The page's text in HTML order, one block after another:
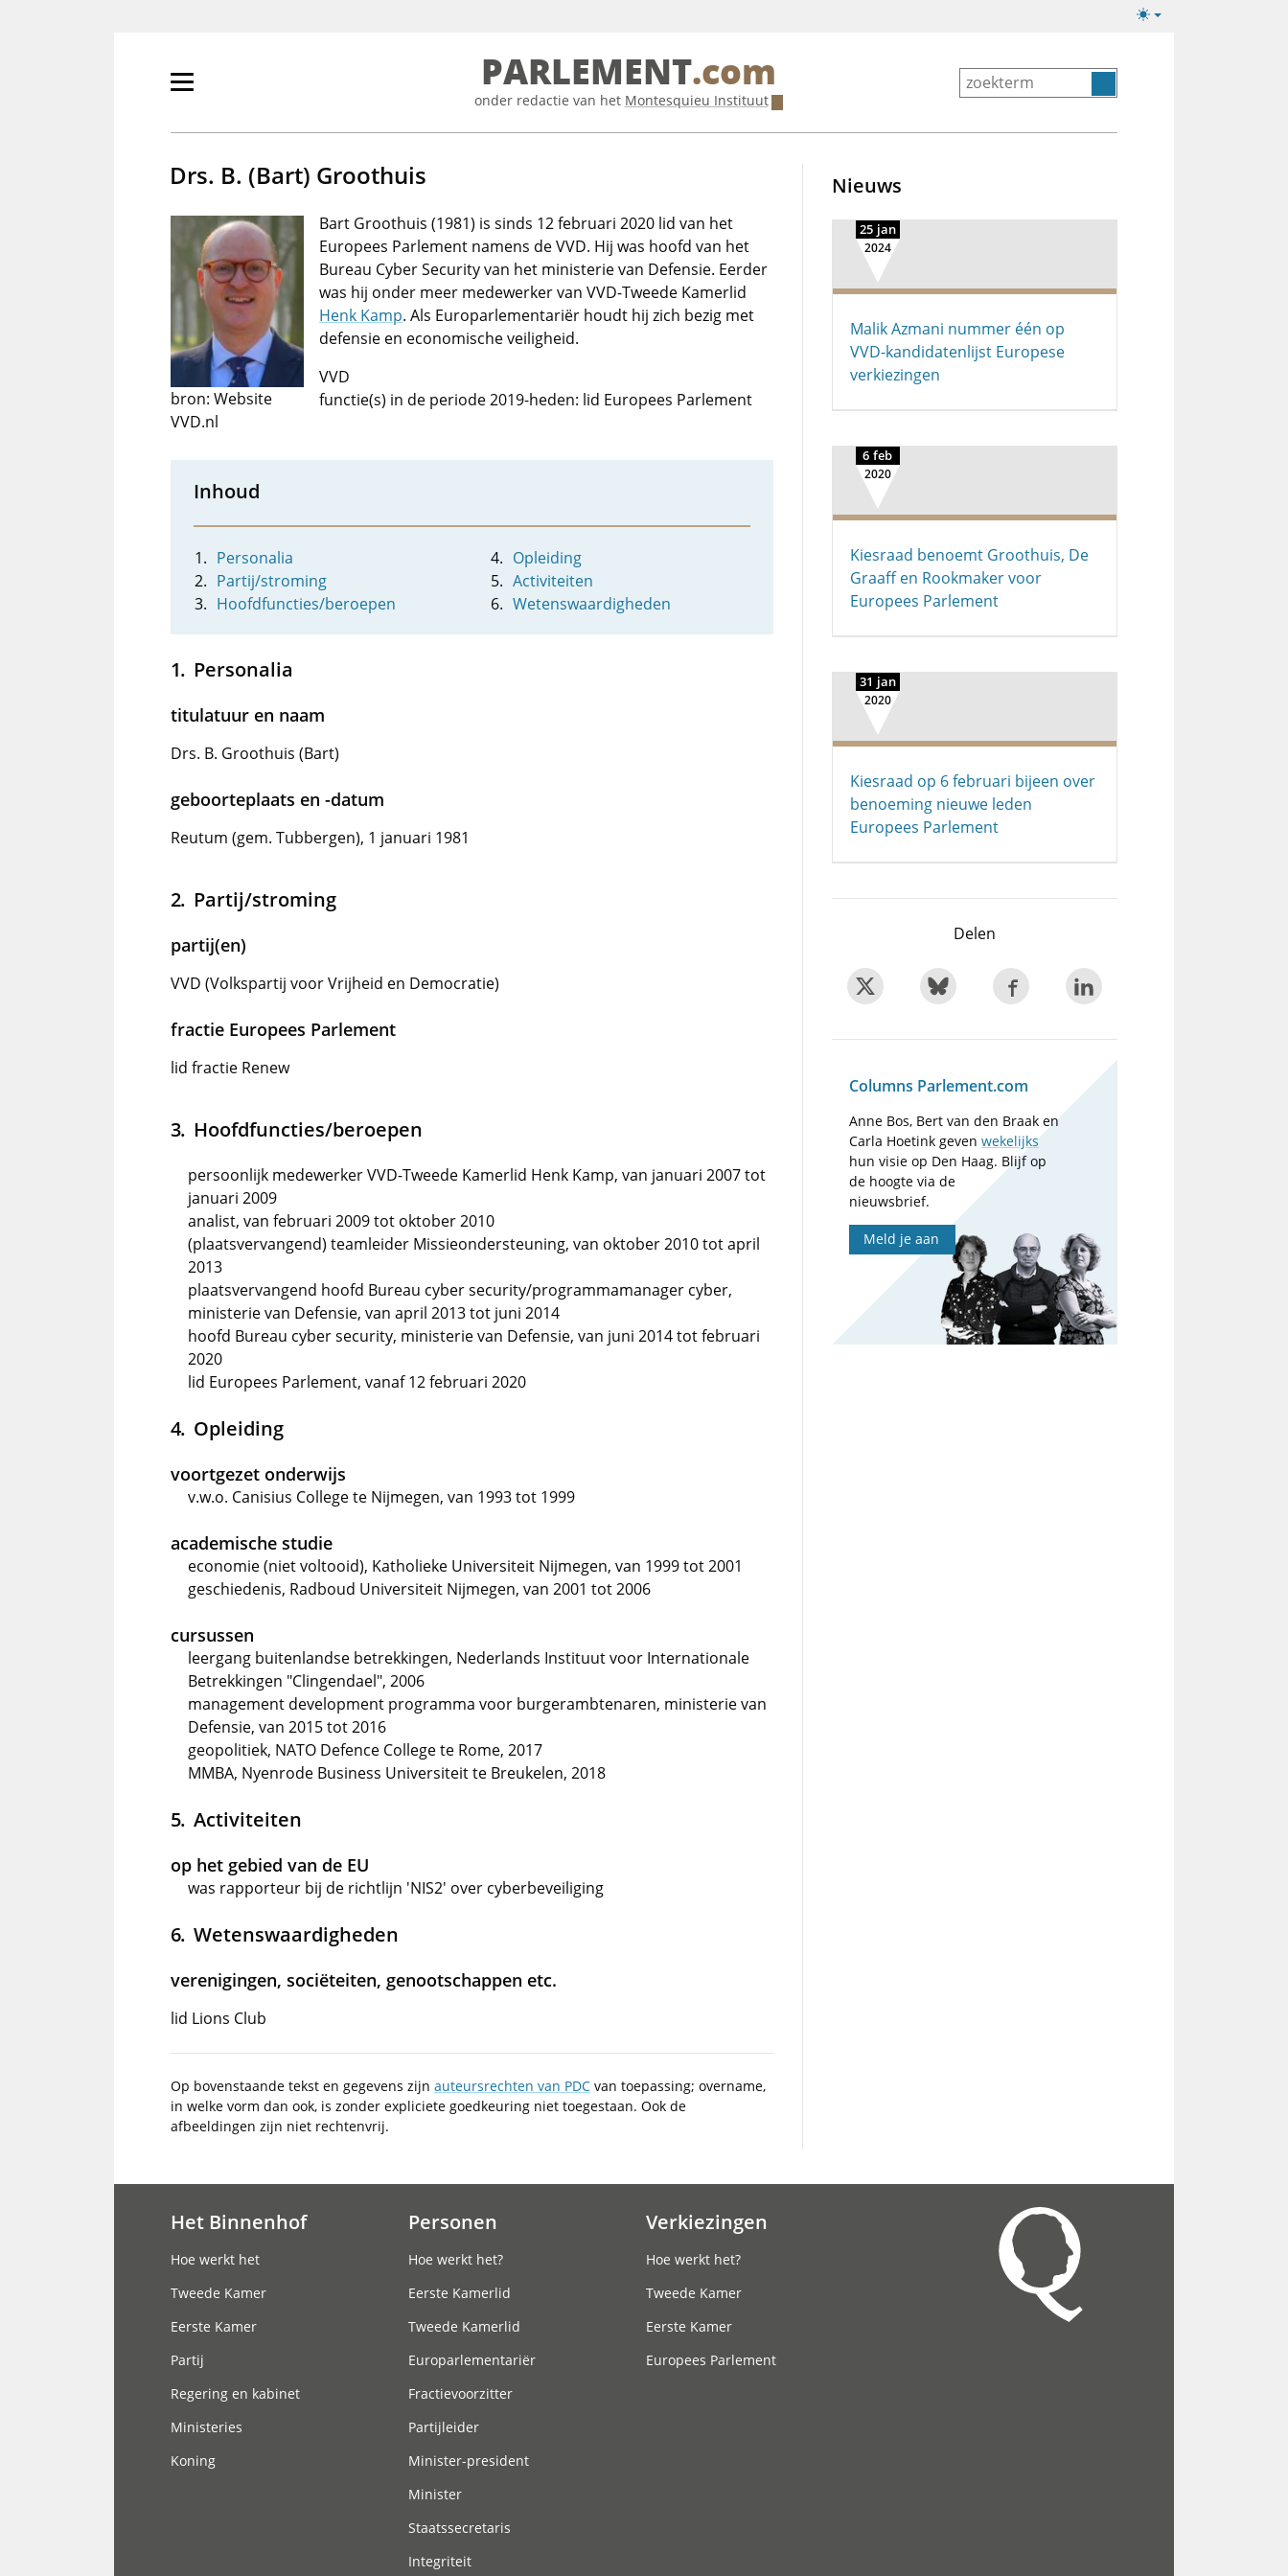
Lichte/donkere
Primair
tonen/verbergen
PARLEMENT.com
onder redactie van het Montesquieu Instituut
Drs. B. (Bart) Groothuis
bron: Website
VVD.nl
Bart Groothuis (1981) is sinds 12 februari 2020 lid van het
Europees Parlement namens de VVD. Hij was hoofd van het
Bureau Cyber Security van het ministerie van Defensie. Eerder
was hij onder meer medewerker van VVD-Tweede Kamerlid
Henk Kamp. Als Europarlementariër houdt hij zich bezig met
defensie en economische veiligheid.
VVD
functie(s) in de periode 2019-heden: lid Europees Parlement
Inhoud
Personalia
Partij/stroming
Hoofdfuncties/beroepen
Opleiding
Activiteiten
Wetenswaardigheden
Personalia
titulatuur en naam
Drs. B. Groothuis (Bart)
geboorteplaats en -datum
Reutum (gem. Tubbergen), 1 januari 1981
Partij/stroming
partij(en)
VVD (Volkspartij voor Vrijheid en Democratie)
fractie Europees Parlement
lid fractie Renew
Hoofdfuncties/beroepen
persoonlijk medewerker VVD-Tweede Kamerlid Henk Kamp, van januari 2007 tot
januari 2009
analist, van februari 2009 tot oktober 2010
(plaatsvervangend) teamleider Missieondersteuning, van oktober 2010 tot april
2013
plaatsvervangend hoofd Bureau cyber security/programmamanager cyber,
ministerie van Defensie, van april 2013 tot juni 2014
hoofd Bureau cyber security, ministerie van Defensie, van juni 2014 tot februari
2020
lid Europees Parlement, vanaf 12 februari 2020
Opleiding
voortgezet onderwijs
v.w.o. Canisius College te Nijmegen, van 1993 tot 1999
academische studie
economie (niet voltooid), Katholieke Universiteit Nijmegen, van 1999 tot 2001
geschiedenis, Radboud Universiteit Nijmegen, van 2001 tot 2006
cursussen
leergang buitenlandse betrekkingen, Nederlands Instituut voor Internationale
Betrekkingen "Clingendael", 2006
management development programma voor burgerambtenaren, ministerie van
Defensie, van 2015 tot 2016
geopolitiek, NATO Defence College te Rome, 2017
MMBA, Nyenrode Business Universiteit te Breukelen, 2018
Activiteiten
op het gebied van de EU
was rapporteur bij de richtlijn 'NIS2' over cyberbeveiliging
Wetenswaardigheden
verenigingen, sociëteiten, genootschappen etc.
lid Lions Club
Op bovenstaande tekst en gegevens zijn auteursrechten van PDC van toepassing; overname,
in welke vorm dan ook, is zonder expliciete goedkeuring niet toegestaan. Ook de
afbeeldingen zijn niet rechtenvrij.
Nieuws
25 jan
2024
Malik Azmani nummer één op
VVD-kandidatenlijst Europese
verkiezingen
6 feb
2020
Kiesraad benoemt Groothuis, De
Graaff en Rookmaker voor
Europees Parlement
31 jan
2020
Kiesraad op 6 februari bijeen over
benoeming nieuwe leden
Europees Parlement
Delen
Columns Parlement.com
Anne Bos, Bert van den Braak en
Carla Hoetink gevenwekelijks
hun visie op Den Haag. Blijf op
de hoogte via de
nieuwsbrief.
Meld je aan
Het Binnenhof
Hoe werkt het
Tweede Kamer
Eerste Kamer
Partij
Regering en kabinet
Ministeries
Koning
Personen
Hoe werkt het?
Eerste Kamerlid
Tweede Kamerlid
Europarlementariër
Fractievoorzitter
Partijleider
Minister-president
Minister
Staatssecretaris
Integriteit
Verkiezingen
Hoe werkt het?
Tweede Kamer
Eerste Kamer
Europees Parlement